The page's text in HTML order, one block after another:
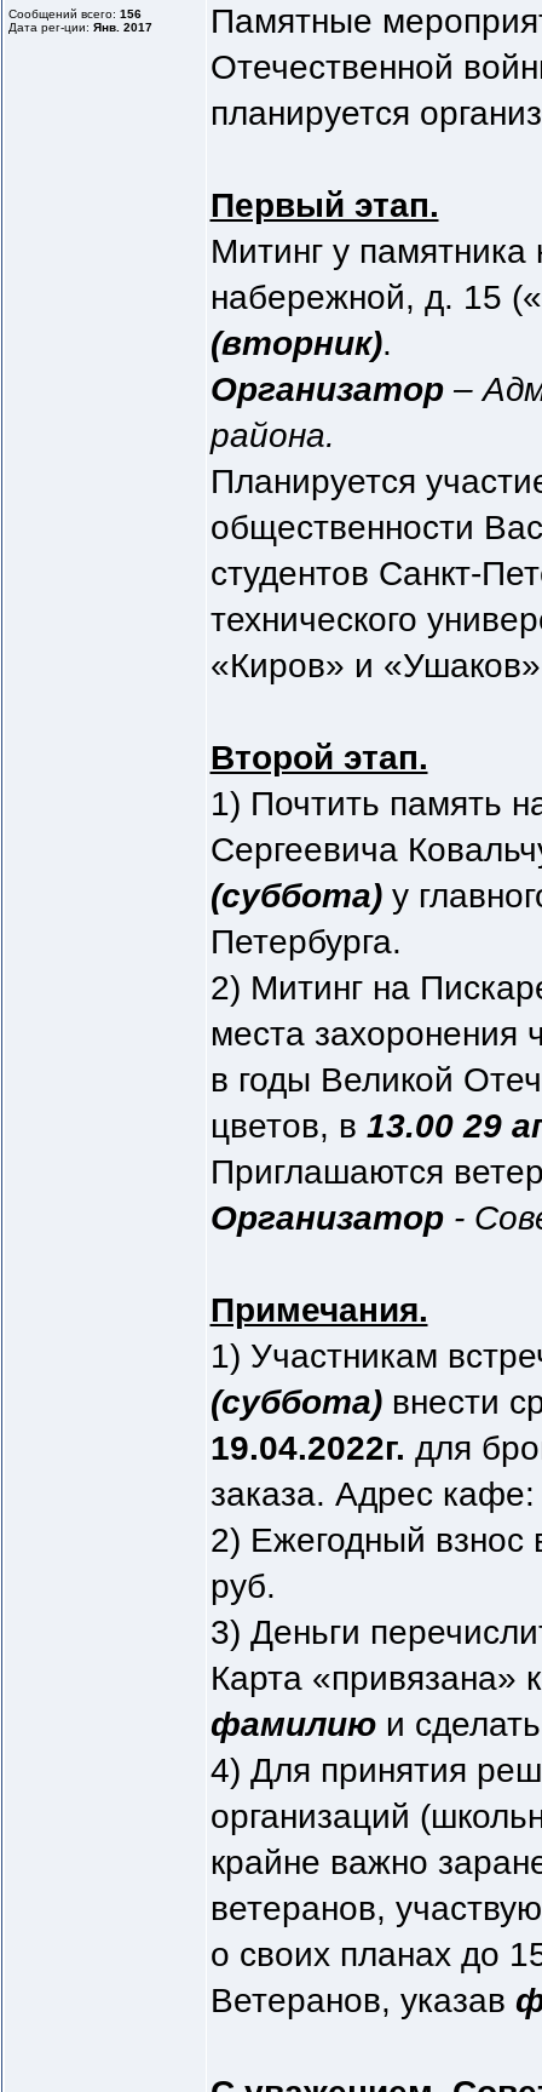
Сообщений всего: 156
Дата рег-ции: Янв. 2017
Памятные
Отечественной
планируется
Первый этап.
Митинг у
набережной, д. 15
(вторник).
Организатор–
района.
Планируется
общественности
студентов Санкт-
технического
«Киров» и
Второй этап.
1) Почтить память
Сергеевича
(суббота)у
Петербурга.
2) Митинг на
места захоронения
в годы Великой
цветов, в 13.00 29
Приглашаются
Организатор -
Примечания.
1) Участникам
(суббота)внести
19.04.2022г. для
заказа. Адрес
2) Ежегодный взнос
руб.
3) Деньги
Карта «привязана»
фамилию и
4) Для принятия
организаций
крайне важно
ветеранов,
о своих планах до
Ветеранов, указав